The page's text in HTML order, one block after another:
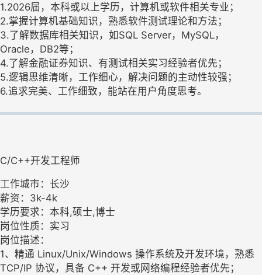
1.2026届，本科或以上学历，计算机或软件相关专业；
2.掌握计算机基础知识，熟悉软件测试理论和方法；
3.了解数据库相关知识，如SQL Server，MySQL，
Oracle，DB2等；
4.了解金融证券知识、有测试相关实习经验者优先；
5.逻辑思维清晰，工作细心，解决问题的主动性较强；
6.追求完美、工作细致，能站在用户角度思考。
C/C++开发工程师
工作城市：长沙
薪资：3k-4k
学历要求：本科,硕士,博士
岗位性质：实习
岗位描述：
1、精通 Linux/Unix/Windows 操作系统及开发环境，熟悉
TCP/IP 协议，具备 C++ 开发或网络编程经验者优先；